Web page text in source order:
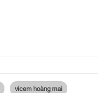
vicem hoàng mai